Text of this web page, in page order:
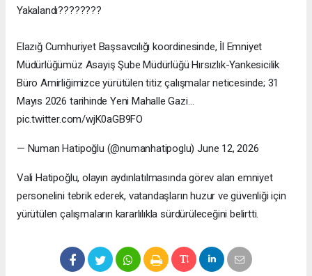
Yakalandı????????
Elazığ Cumhuriyet Başsavcılığı koordinesinde, İl Emniyet
Müdürlüğümüz Asayiş Şube Müdürlüğü Hırsızlık-Yankesicilik
Büro Amirliğimizce yürütülen titiz çalışmalar neticesinde; 31
Mayıs 2026 tarihinde Yeni Mahalle Gazi…
pic.twitter.com/wjK0aGB9FO
— Numan Hatipoğlu (@numanhatipoglu) June 12, 2026
Vali Hatipoğlu, olayın aydınlatılmasında görev alan emniyet
personelini tebrik ederek, vatandaşların huzur ve güvenliği için
yürütülen çalışmaların kararlılıkla sürdürüleceğini belirtti.